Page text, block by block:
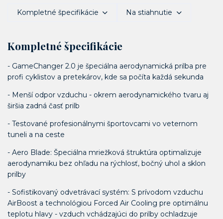
Kompletné špecifikácie Na stiahnutie
Kompletné špecifikácie
- GameChanger 2.0 je špeciálna aerodynamická prilba pre
profi cyklistov a pretekárov, kde sa počíta každá sekunda
- Menší odpor vzduchu - okrem aerodynamického tvaru aj
širšia zadná časť prilb
- Testované profesionálnymi športovcami vo veternom
tuneli a na ceste
- Aero Blade: Špeciálna mriežková štruktúra optimalizuje
aerodynamiku bez ohľadu na rýchlosť, bočný uhol a sklon
prilby
- Sofistikovaný odvetrávací systém: S prívodom vzduchu
AirBoost a technológiou Forced Air Cooling pre optimálnu
teplotu hlavy - vzduch vchádzajúci do prilby ochladzuje